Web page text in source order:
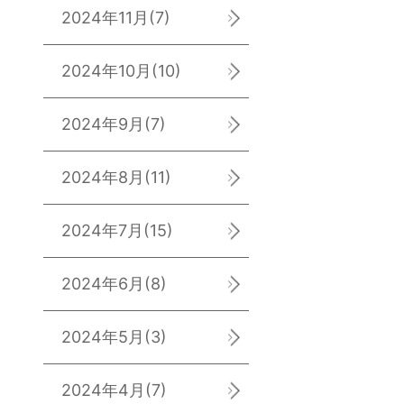
2024年11月 (7)
2024年10月 (10)
2024年9月 (7)
2024年8月 (11)
2024年7月 (15)
2024年6月 (8)
2024年5月 (3)
2024年4月 (7)